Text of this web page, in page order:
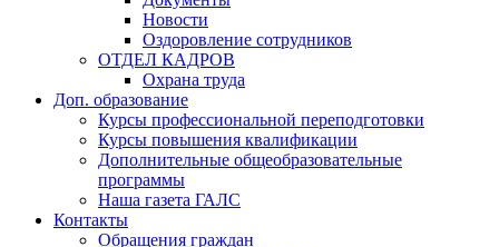
Новости
Оздоровление сотрудников
ОТДЕЛ КАДРОВ
Охрана труда
Доп. образование
Курсы профессиональной переподготовки
Курсы повышения квалификации
Дополнительные общеобразовательные
программы
Наша газета ГАЛС
Контакты
Обращения граждан